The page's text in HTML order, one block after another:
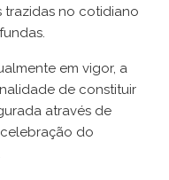
trazidas no cotidiano
em vigor, a
de constituir
através de
celebração do